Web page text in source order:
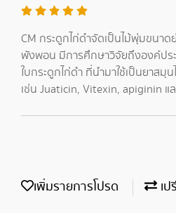
CM กระดูกไก่ดำจัดเป็นไม้พุ่มขนา
พังพอน มีการศึกษาวิจัยถึงองค์ปร
ใบกระดูกไก่ดำ ที่นำมาใช้เป็นยาส
เช่น Juaticin, Vitexin, apiginin แ
เพิ่มรายการโปรด เ